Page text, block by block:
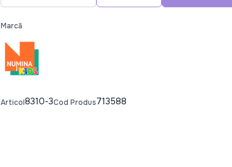
Marcă
Articol8310-3Cod Produs713588